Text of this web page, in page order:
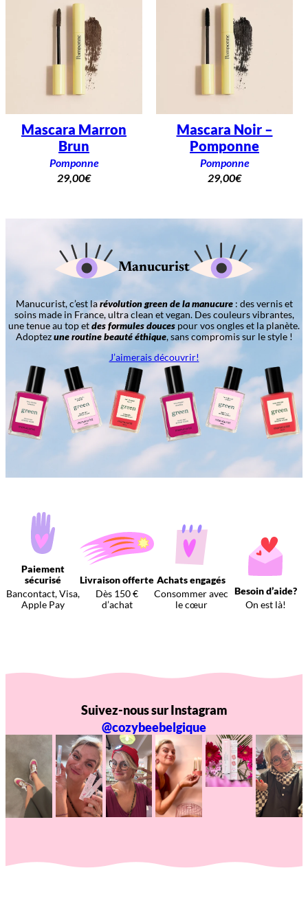
Mascara Marron
Brun
Pomponne
29,00€
Mascara Noir –
Pomponne
Pomponne
29,00€
Manucurist
Manucurist, c’est larévolution green de la manucure: des vernis et
soins made in France, ultra clean et vegan. Des couleurs vibrantes,
une tenue au top etdes formules douces pour vos ongles et la planète.
Adoptezune routine beauté éthique, sans compromis sur le style !
J’aimerais découvrir!
Paiement
sécurisé
Bancontact, Visa,
Apple Pay
Livraison offerte
Dès 150 €
d’achat
Achats engagés
Consommer avec
le cœur
Besoin d’aide?
On est là!
Suivez-nous sur Instagram
@cozybeebelgique